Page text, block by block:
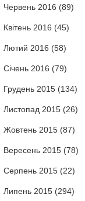
Червень 2016 (89)
Квітень 2016 (45)
Лютий 2016 (58)
Січень 2016 (79)
Грудень 2015(134)
Листопад 2015(26)
Жовтень 2015(87)
Вересень 2015(78)
Серпень 2015(22)
Липень 2015(294)